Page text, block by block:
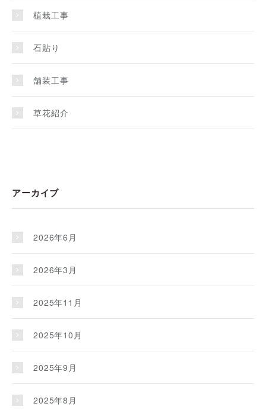
植栽工事
石貼り
舗装工事
草花紹介
アーカイブ
2026年6月
2026年3月
2025年11月
2025年10月
2025年9月
2025年8月